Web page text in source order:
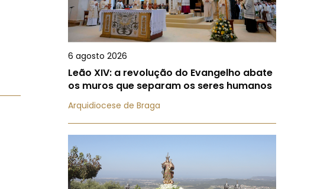
6 agosto 2026
Leão XIV: a revolução do Evangelho abate
os muros que separam os seres humanos
Arquidiocese de Braga